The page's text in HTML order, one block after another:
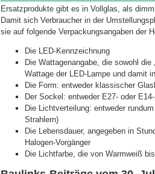
Ersatzprodukte gibt es in Vollglas, als
Damit sich Verbraucher in der
sie auf folgende Verpackungsangaben der
Die LED-Kennzeichnung
Die Wattagenangabe, die sowohl die
Wattage der LED-Lampe und damit
Die Form: entweder klassischer
Der Sockel: entweder E27- oder
Die Lichtverteilung: entweder
Strahlern)
Die Lebensdauer, angegeben in
Halogen-Vorgänger
Die Lichtfarbe, die von Warmweiß